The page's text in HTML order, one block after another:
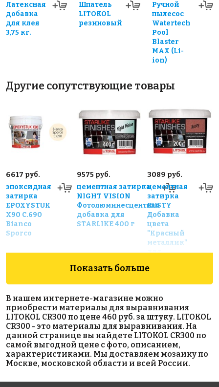
Латексная
добавка
для клея
3,75 кг.
Шпатель
LITOKOL
резиновый
Ручной
пылесос
Watertech
Pool
Blaster
MAX (Li-
ion)
Другие сопутствующие товары
6617 руб.
эпоксидная
затирка
EPOXYSTUK
X90 С.690
Bianco
Sporco
9575 руб.
цементная затирка
NIGHT VISION
Фотолюминесцентная
добавка для
STARLIKE 400 г
3089 руб.
цементная
затирка
RUSTY
Добавка
цвета
"Красный
металлик"
для
200 г
1532 руб.
для
22574 руб.
(рулон 25 м)
1401 руб.
LITOLIGHT
Показать больше
В нашем интернете-магазине можно
приобрести материалы для выравнивания
LITOKOL CR300 по цене 460 руб. за штуку. LITOKOL
CR300 - это материалы для выравнивания. На
данной странице вы найдете LITOKOL CR300 по
самой выгодной цене с фото, описанием,
характеристиками. Мы доставляем мозаику по
Москве, московской области и всей России.